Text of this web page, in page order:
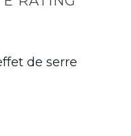
de serre